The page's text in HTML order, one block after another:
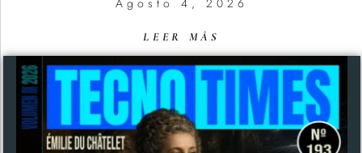
Agosto 4, 2026
LEER MÁS